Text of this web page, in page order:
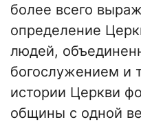
более всего
определение
людей,
богослужением и
истории Церкви
общины с одной